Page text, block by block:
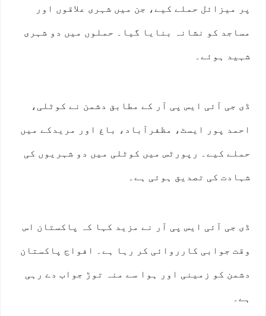
پر میزائل حملے کیے، جن میں شہری علاقوں اور
مساجد کو نشانہ بنایا گیا۔ حملوں میں دو شہری
شہید ہوئے۔
ڈی جی آئی ایس پی آر کے مطابق دشمن نے کوٹلی،
احمد پور ایسٹ، مظفرآباد، باغ اور مریدکے میں
حملے کیے۔ رپورٹس میں کوٹلی میں دو شہریوں کی
شہادت کی تصدیق ہوئی ہے۔
ڈی جی آئی ایس پی آر نے مزید کہا کہ پاکستان اس
وقت جوابی کارروائی کر رہا ہے۔ افواج پاکستان
دشمن کو زمینی اور ہوا سے منہ توڑ جواب دے رہی
ہے۔